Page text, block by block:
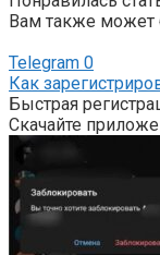
Вам также может
Telegram 0
Как
Быстрая
Скачайте